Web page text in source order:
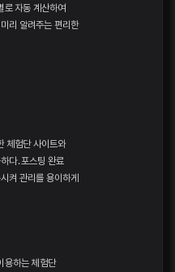
로 자동 계산하여
리 알려주는 편리한
체험단 사이트와
다. 포스팅 완료
켜 관리를 용이하게
용하는 체험단